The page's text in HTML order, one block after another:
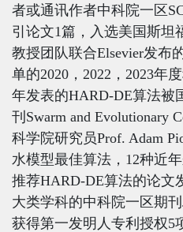
者或通讯作者中科院一区
引论文1篇，入选美国斯坦
教授团队联合Elsevier发布
单的2020 ， 2022 ， 2023年
年发表的HARD-DE算法被
刊 Swarm and Evolutionary
科学院研究员Prof. Adam
水模型最佳算法， 12种近
推荐HARD-DE算法的论文
大类学科的中科院一区期刊
获得第一发明人专利授权5